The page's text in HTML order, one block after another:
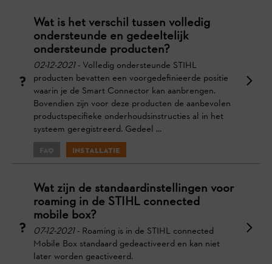
Wat is het verschil tussen volledig
ondersteunde en gedeeltelijk
ondersteunde producten?
02-12-2021- Volledig ondersteunde STIHL
producten bevatten een voorgedefinieerde positie
waarin je de Smart Connector kan aanbrengen.
Bovendien zijn voor deze producten de aanbevolen
productspecifieke onderhoudsinstructies al in het
systeem geregistreerd. Gedeel ...
FAQ Installatie
Wat zijn de standaardinstellingen voor
roaming in de STIHL connected
mobile box?
07-12-2021- Roaming is in de STIHL connected
Mobile Box standaard gedeactiveerd en kan niet
later worden geactiveerd.